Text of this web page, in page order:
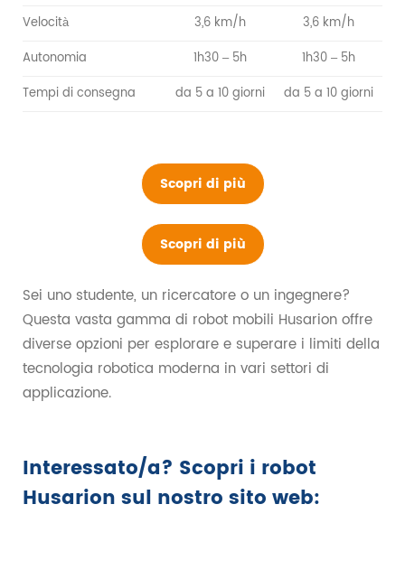
Velocità
3,6 km/h
3,6 km/h
Autonomia
1h30 – 5h
1h30 – 5h
Tempi di consegna
da 5 a 10 giorni da 5 a 10 giorni
Scopri di più
Scopri di più
Sei uno studente, un ricercatore o un ingegnere?
Questa vasta gamma di robot mobili Husarion offre
diverse opzioni per esplorare e superare i limiti della
tecnologia robotica moderna in vari settori di
applicazione.
Interessato/a? Scopri i robot
Husarion sul nostro sito web: